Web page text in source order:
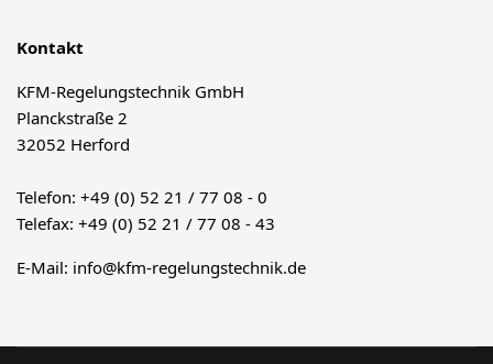
Kontakt
KFM-Regelungstechnik GmbH
Planckstraße 2
32052 Herford
Telefon: +49 (0) 52 21 / 77 08 - 0
Telefax: +49 (0) 52 21 / 77 08 - 43
E-Mail: info@kfm-regelungstechnik.de